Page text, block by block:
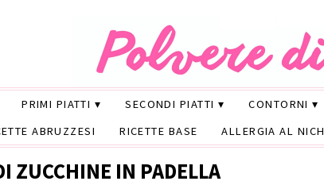
PRIMI PIATTI SECONDI PIATTI CONTORNI
ABRUZZESI
RICETTE BASE ALLERGIA AL
ZUCCHINE IN PADELLA